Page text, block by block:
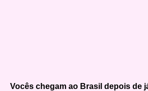
Vocês chegam ao Brasil depois de